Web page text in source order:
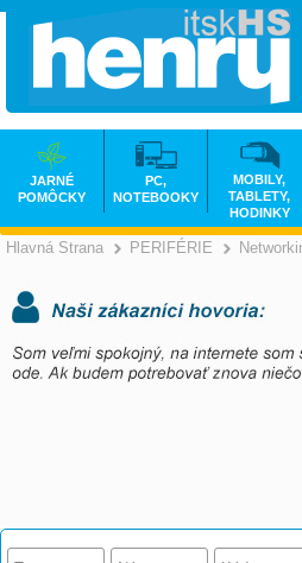
Hlavná Strana >
PERIFÉRIE
JARNÉ
POMÔCKY
PC,
NOTEBOOKY
MOBILY,
TABLETY,
HODINKY